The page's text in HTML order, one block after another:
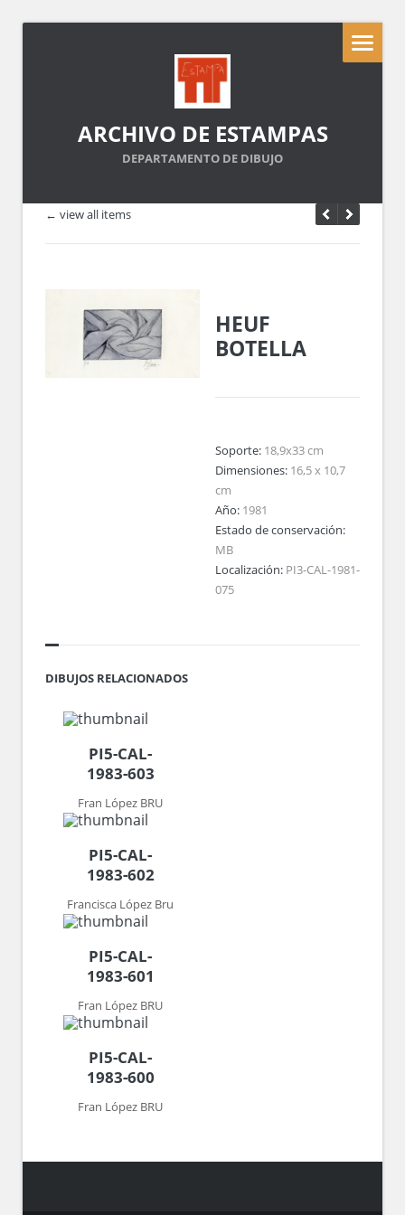
ARCHIVO DE ESTAMPAS
DEPARTAMENTO DE DIBUJO
← view all items
HEUF
BOTELLA
Soporte: 18,9x33 cm
Dimensiones: 16,5 x 10,7
cm
Año: 1981
Estado de conservación:
MB
Localización: PI3-CAL-1981-
075
DIBUJOS RELACIONADOS
PI5-CAL-
1983-603
Fran López BRU
PI5-CAL-
1983-602
Francisca López Bru
PI5-CAL-
1983-601
Fran López BRU
PI5-CAL-
1983-600
Fran López BRU